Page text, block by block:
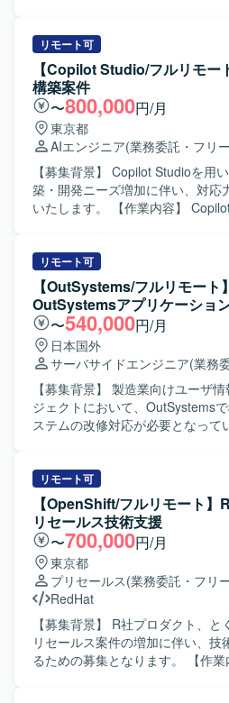
の対応など、要件に基づいたプロ
だきます。 【求める人物像】 社保・国保業務に関心を持
ち、業務知識の習得に前向きに取
求めております。コミュニケーシ
協調して業務を進められる方、自
取り組める方にマッチしたポジションです。
の魅力】 社保・国保といった公共
開発に携わることができ、長期的
環境で経験を積むことができます
活かしつつ、帳票基盤など周辺技
行います。
リモート可
【Copilot Studio/フルリモー
構築案件
〜800,000円/月
東京都
AIエンジニア(業務委託・フリ
【募集背景】 Copilot Studioを用
築・開発ニーズ増加に伴い、対応
いたします。 【作業内容】 Copilot Studioを用いたAIエージ
クトの状況により、他の案件をご
ます。 【求める人物像】 ユーザー側との折衝や調整、ヒア
リング業務を主体的に行いながら
たAIエージェント開発を推進して
ります。 【ポジションの魅力】 Copilot Studioを活用したAI
エージェント構築に携わることで
ルやユーザー折衝スキルを磨いて
得意分野に応じて担当範囲を柔
ルや志向に合った形でご参画いただけます
Copilot Studio、各種MS製品を中
リモート可
【OutSystems/フルリモート
OutSystemsアプリケーショ
〜540,000円/月
日本国外
サーバサイドエンジニア(業務
【募集背景】 製造業向けユーザ
ジェクトにおいて、OutSystems
ステムの改修対応が必要となって
移行に伴い、OutSystemsで構築
の改修対応を中心に、各種設計
正、結合テスト、移設後の動作確
当いただきます。 【求める人物像】 自発的に作業を進める
ことができ、協調性とコミュニケ
ながらプロジェクトメンバーと連
ける方を求めています。 【ポジションの魅力】
OutSystemsを用いたWebアプリケ
て、ローコード開発基盤での実
す。また、サーバ移設に伴う設計
程に関わることで、上流から下流
リモート可
【OpenShift/フルリモート
リセールス技術支援
〜700,000円/月
東京都
プリセールス(業務委託・フリ
RedHat
【募集背景】 R社プロダクト、
リセールス案件の増加に伴い、技
るための募集となります。 【作業内容】 お客様と協働し、